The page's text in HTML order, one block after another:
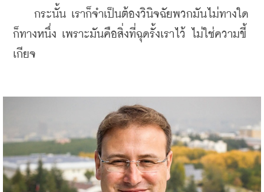
กระนั้น เราก็จำเป็นต้องวินิจฉัยพวกมันไม่ทางใด
ก็ทางหนึ่ง เพราะมันคือสิ่งที่ฉุดรั้งเราไว้ ไม่ใช่ความขี้
เกียจ